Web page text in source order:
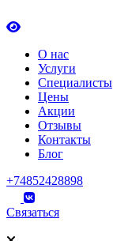
О нас
Услуги
Специалисты
Цены
Акции
Отзывы
Контакты
Блог
+74852428898
Связаться